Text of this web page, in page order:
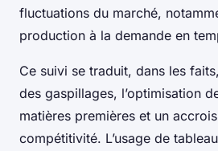
fluctuations du marché,
production à la demande en
Ce suivi se traduit, dans les
des gaspillages, l’optimisation
matières premières et un
compétitivité. L’usage de